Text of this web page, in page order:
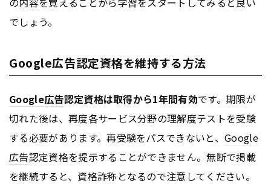
でしょう。
Google広告認定資格を維持する方法
Google広告認定資格は取得から1年間有効です。期限が
切れた後は、再度各サービス分野の理解度テストを受験
する必要があります。再受験をパスできないと、Google
広告認定資格を提示することができません。無断で掲載
を継続すると、資格詐称となるので注意してください。